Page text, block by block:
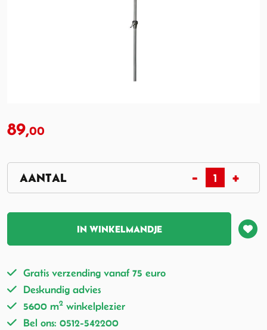
89,00
IN WINKELMANDJE
Gratis verzending vanaf 75 euro
Deskundig advies
5600 m2 winkelplezier
Bel ons: 0512-542200